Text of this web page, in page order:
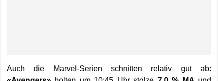
Auch die Marvel-Serien schnitten relativ gut ab: